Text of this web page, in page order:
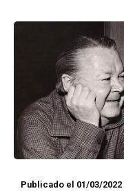
Publicado el 01/03/2022